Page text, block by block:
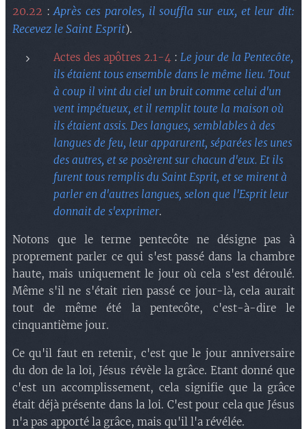
20.22 :Après ces paroles, il souffla sur eux, et leur dit:
Recevez le Saint Esprit).
Actes des apôtres 2.1-4 : Le jour de la Pentecôte,
ils étaient tous ensemble dans le même lieu. Tout
à coup il vint du ciel un bruit comme celui d'un
vent impétueux, et il remplit toute la maison où
ils étaient assis. Des langues, semblables à des
langues de feu, leur apparurent, séparées les unes
des autres, et se posèrent sur chacun d'eux. Et ils
furent tous remplis du Saint Esprit, et se mirent à
parler en d'autres langues, selon que l'Esprit leur
donnait de s'exprimer.
Notons que le terme pentecôte ne désigne pas à
proprement parler ce qui s'est passé dans la chambre
haute, mais uniquement le jour où cela s'est déroulé.
Même s'il ne s'était rien passé ce jour-là, cela aurait
tout de même été la pentecôte, c'est-à-dire le
cinquantième jour.
Ce qu'il faut en retenir, c'est que le jour anniversaire
du don de la loi, Jésus révèle la grâce. Etant donné que
c'est un accomplissement, cela signifie que la grâce
était déjà présente dans la loi. C'est pour cela que Jésus
n'a pas apporté la grâce, mais qu'il l'a révélée.